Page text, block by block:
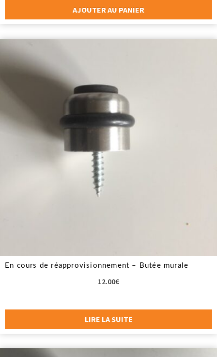
AJOUTER AU PANIER
En cours de réapprovisionnement – Butée murale
12.00€
LIRE LA SUITE